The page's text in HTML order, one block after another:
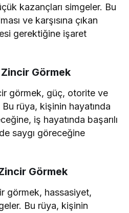
kazançları simgeler. Bu
ve karşısına çıkan
gerektiğine işaret
Zincir Görmek
görmek, güç, otorite ve
Bu rüya, kişinin hayatında
iş hayatında başarılı
saygı göreceğine
Görmek
görmek, hassasiyet,
Bu rüya, kişinin